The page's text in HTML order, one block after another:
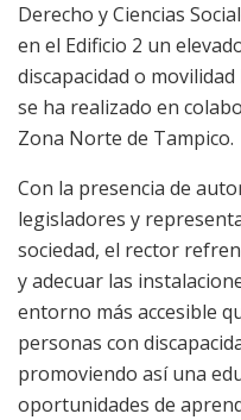
Derecho y Ciencias
en el Edificio 2 un
discapacidad o
se ha realizado en
Zona Norte de Tampico.
Con la presencia de
legisladores y
sociedad, el rector
y adecuar las
entorno más accesible
personas con
promoviendo así una
oportunidades de